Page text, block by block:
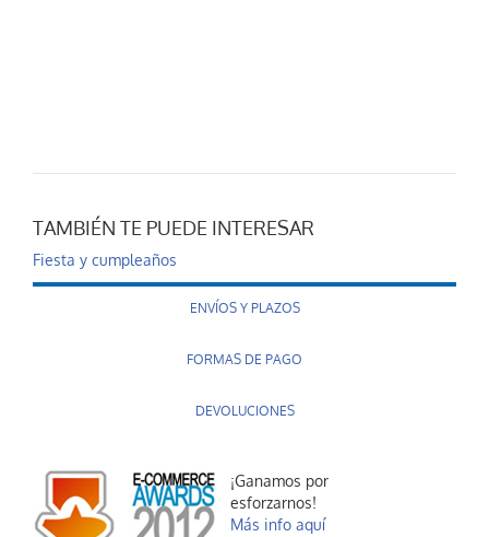
TAMBIÉN TE PUEDE INTERESAR
Fiesta y cumpleaños
ENVÍOS Y PLAZOS
FORMAS DE PAGO
DEVOLUCIONES
¡Ganamos por
esforzarnos!
Más info aquí